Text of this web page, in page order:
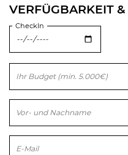
VERFÜGBARKEIT
CheckIn